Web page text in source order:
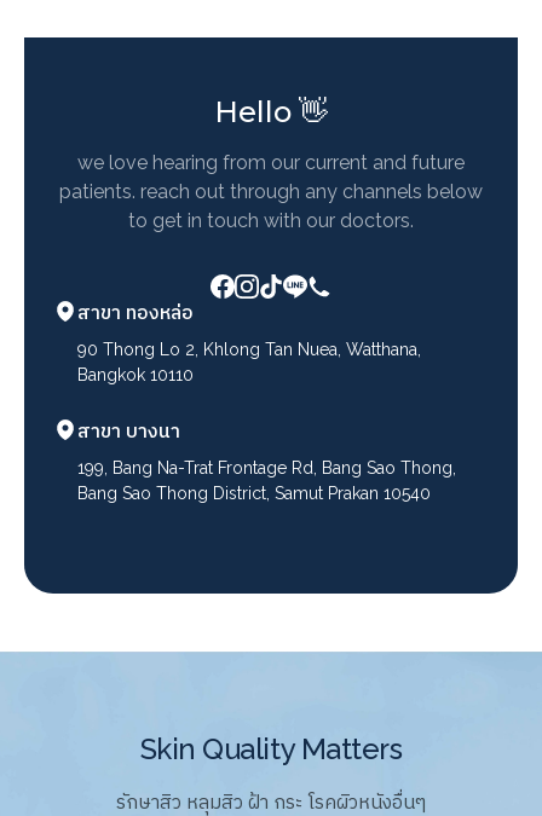
Hello 👋
we love hearing from our current and future
patients. reach out through any channels below
to get in touch with our doctors.
สาขา ทองหล่อ
90 Thong Lo 2, Khlong Tan Nuea, Watthana,
Bangkok 10110
สาขา บางนา
199, Bang Na-Trat Frontage Rd, Bang Sao Thong,
Bang Sao Thong District, Samut Prakan 10540
Skin Quality Matters
รักษาสิว หลุมสิว ฝ้า กระ โรคผิวหนังอื่นๆ